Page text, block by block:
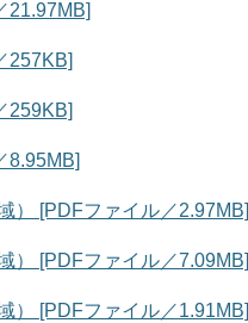
21.97MB]
257KB]
259KB]
8.95MB]
） [PDFファイル／2.97MB]
） [PDFファイル／7.09MB]
） [PDFファイル／1.91MB]